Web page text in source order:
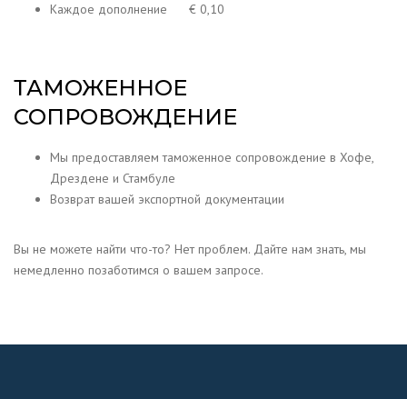
Каждое дополнение € 0,10
ТАМОЖЕННОЕ
СОПРОВОЖДЕНИЕ
Мы предоставляем таможенное сопровождение в Хофе,
Дрездене и Стамбуле
Возврат вашей экспортной документации
Вы не можете найти что-то? Нет проблем. Дайте нам знать, мы
немедленно позаботимся о вашем запросе.